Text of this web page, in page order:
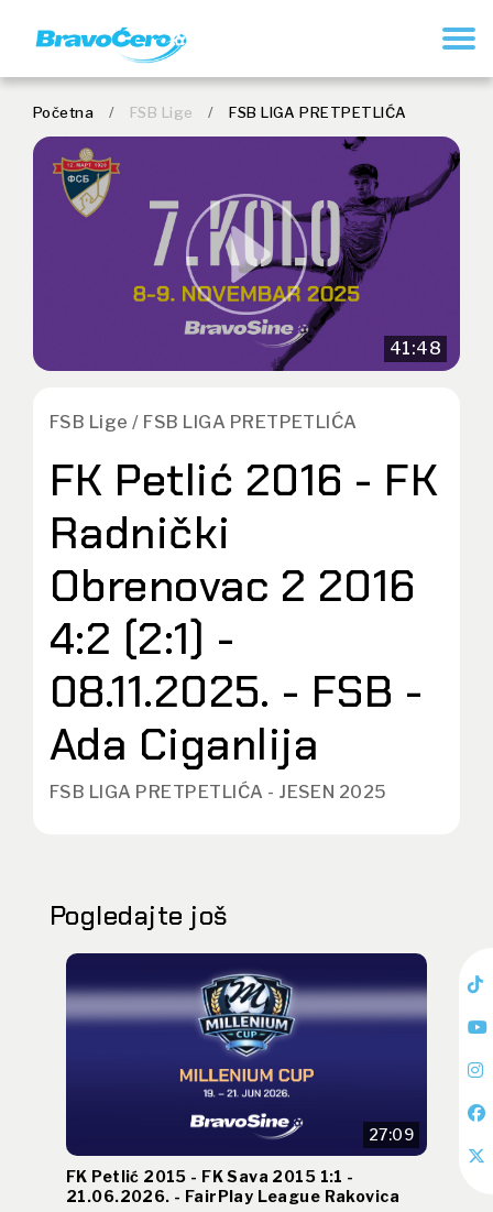
Početna / FSB Lige / FSB LIGA PRETPETLIĆA
41:48
FSB Lige / FSB LIGA PRETPETLIĆA
FK Petlić 2016 - FK
Radnički
Obrenovac 2 2016
4:2 (2:1) -
08.11.2025. - FSB -
Ada Ciganlija
FSB LIGA PRETPETLIĆA - JESEN 2025
Pogledajte još
27:09
FK Petlić 2015 - FK Sava 2015 1:1 -
21.06.2026. - FairPlay League Rakovica